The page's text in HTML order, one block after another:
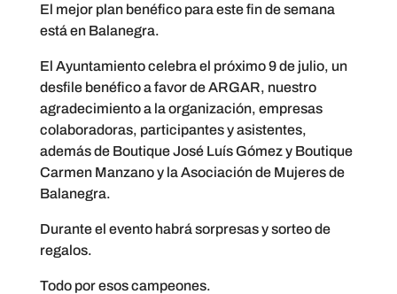
El mejor plan benéfico para este fin de semana
está en Balanegra.
El Ayuntamiento celebra el próximo 9 de julio, un
desfile benéfico a favor de ARGAR, nuestro
agradecimiento a la organización, empresas
colaboradoras, participantes y asistentes,
además de Boutique José Luís Gómez y Boutique
Carmen Manzano y la Asociación de Mujeres de
Balanegra.
Durante el evento habrá sorpresas y sorteo de
regalos.
Todo por esos campeones.